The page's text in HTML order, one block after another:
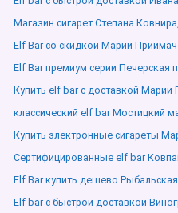
Магазин сигарет Степана
Elf Bar со скидкой Марии
Elf Bar премиум серии Печерская
Купить elf bar с доставкой Марии
классический elf bar Мостицкий
Купить электронные сигареты
Сертифицированные elf bar
Elf Bar купить дешево
Elf bar с быстрой доставкой